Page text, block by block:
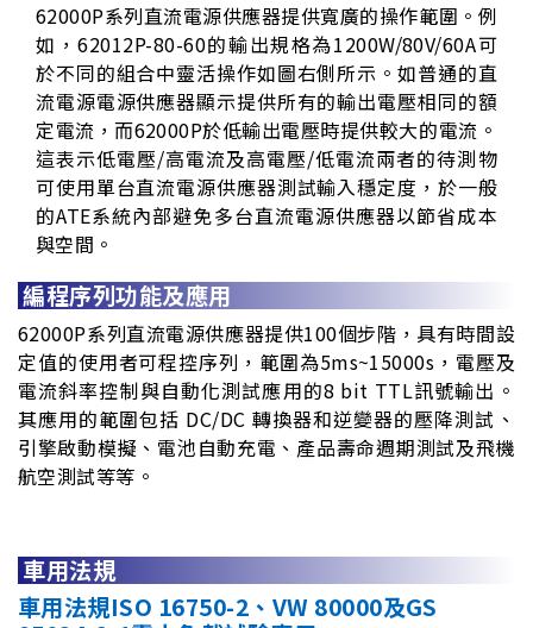
62000P系列直流電源供應器提供寬廣的操作範圍。例
如，62012P-80-60的輸出規格為1200W/80V/60A可
於不同的組合中靈活操作如圖右側所示。如普通的直
流電源電源供應器顯示提供所有的輸出電壓相同的額
定電流，而62000P於低輸出電壓時提供較大的電流。
這表示低電壓/高電流及高電壓/低電流兩者的待測物
可使用單台直流電源供應器測試輸入穩定度，於一般
的ATE系統內部避免多台直流電源供應器以節省成本
與空間。
編程序列功能及應用
62000P系列直流電源供應器提供100個步階，具有時間設
定值的使用者可程控序列，範圍為5ms~15000s，電壓及
電流斜率控制與自動化測試應用的8 bit TTL訊號輸出。
其應用的範圍包括 DC/DC 轉換器和逆變器的壓降測試、
引擎啟動模擬、電池自動充電、產品壽命週期測試及飛機
航空測試等等。
車用法規
車用法規ISO 16750-2、VW 80000及GS